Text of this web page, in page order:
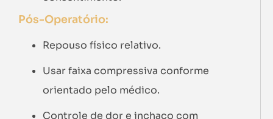
Pós-Operatório:
Repouso físico relativo.
Usar faixa compressiva conforme
orientado pelo médico.
Controle de dor e inchaço com